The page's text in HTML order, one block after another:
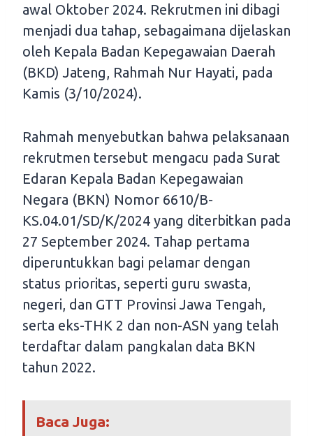
awal Oktober 2024. Rekrutmen ini dibagi
menjadi dua tahap, sebagaimana dijelaskan
oleh Kepala Badan Kepegawaian Daerah
(BKD) Jateng, Rahmah Nur Hayati, pada
Kamis (3/10/2024).
Rahmah menyebutkan bahwa pelaksanaan
rekrutmen tersebut mengacu pada Surat
Edaran Kepala Badan Kepegawaian
Negara (BKN) Nomor 6610/B-
KS.04.01/SD/K/2024 yang diterbitkan pada
27 September 2024. Tahap pertama
diperuntukkan bagi pelamar dengan
status prioritas, seperti guru swasta,
negeri, dan GTT Provinsi Jawa Tengah,
serta eks-THK 2 dan non-ASN yang telah
terdaftar dalam pangkalan data BKN
tahun 2022.
Baca Juga: